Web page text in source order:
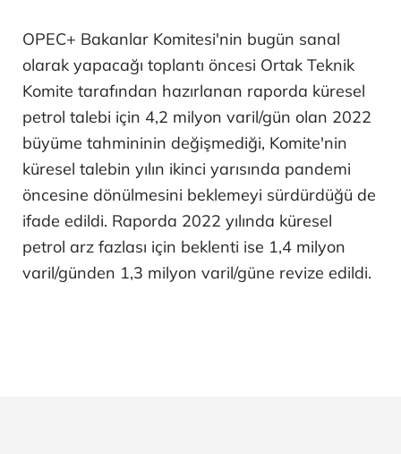
OPEC+ Bakanlar Komitesi'nin bugün sanal
olarak yapacağı toplantı öncesi Ortak Teknik
Komite tarafından hazırlanan raporda küresel
petrol talebi için 4,2 milyon varil/gün olan 2022
büyüme tahmininin değişmediği, Komite'nin
küresel talebin yılın ikinci yarısında pandemi
öncesine dönülmesini beklemeyi sürdürdüğü de
ifade edildi. Raporda 2022 yılında küresel
petrol arz fazlası için beklenti ise 1,4 milyon
varil/günden 1,3 milyon varil/güne revize edildi.